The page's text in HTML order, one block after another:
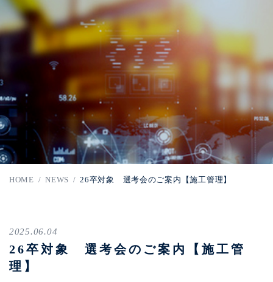
HOME / NEWS / 26卒対象 選考会のご案内【施工管理】
2025.06.04
26卒対象 選考会のご案内【施工管
理】